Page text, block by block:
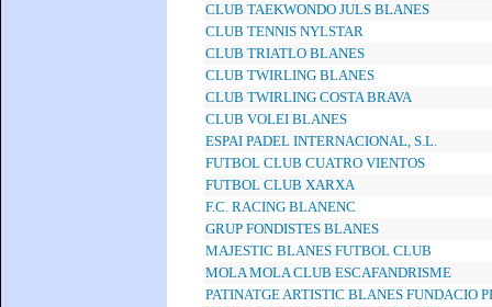
CLUB TAEKWONDO JULS BLANES
CLUB TENNIS NYLSTAR
CLUB TRIATLO BLANES
CLUB TWIRLING BLANES
CLUB TWIRLING COSTA BRAVA
CLUB VOLEI BLANES
ESPAI PADEL INTERNACIONAL, S.L.
FUTBOL CLUB CUATRO VIENTOS
FUTBOL CLUB XARXA
F.C. RACING BLANENC
GRUP FONDISTES BLANES
MAJESTIC BLANES FUTBOL CLUB
MOLA MOLA CLUB ESCAFANDRISME
PATINATGE ARTISTIC BLANES FUNDACIO